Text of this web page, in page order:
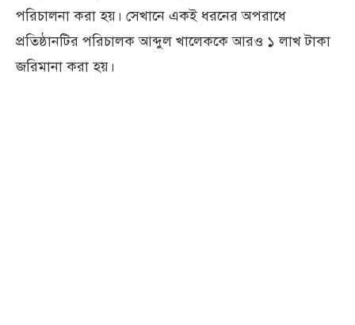
পরিচালনা করা হয়। সেখানে একই ধরনের অপরাধে
প্রতিষ্ঠানটির পরিচালক আব্দুল খালেককে আরও ১ লাখ টাকা
জরিমানা করা হয়।